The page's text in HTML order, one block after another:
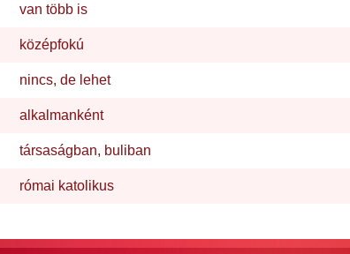
van több is
középfokú
nincs, de lehet
alkalmanként
társaságban, buliban
római katolikus